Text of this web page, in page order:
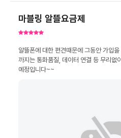
마블링 알뜰요금제
알뜰폰에 대한 편견때문에 그동안 가입
까지는 통화품질, 데이터 연결 등 무리없
예정입니다~~